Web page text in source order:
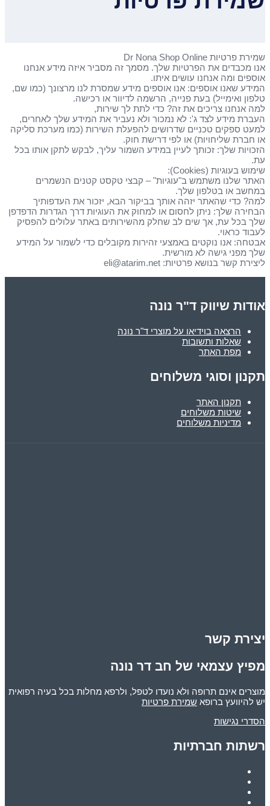
שמירת פרטיות Dr Nona Shop Online
אנו מכבדים את הפרטיות שלך. מסמך זה מסביר איזה מידע אנחנו
אוספים ומה אנחנו עושים איתו.
המידע שאנו אוספים: אנו אוספים מידע שמסרת לנו מרצונך (כמו שם,
טלפון ואימייל) בעת פנייה, הרשמה לדיוור או רכישה.
למה אנחנו צריכים את זה? כדי לתת לך שירות,
העברת מידע לצד ג': לא נמכור ולא נעביר את המידע שלך לאחרים,
למעט ספקים טכניים שדרושים להפעלת השירות (כמו מערכת סליקה
או חברת שליחויות) או לפי דרישת חוק.
הזכויות שלך: זכותך לעיין במידע השמור עליך, לבקש לתקן אותו בכל
עת.
שימוש בעוגיות (Cookies):
האתר שלנו משתמש ב"עוגיות" – קבצי טקסט קטנים הנשמרים
במחשב או בטלפון שלך.
למה? כדי שהאתר יזהה אותך בביקור הבא, יזכור את העדפותיך
הבחירה שלך: ניתן לחסום או למחוק את העוגיות דרך הגדרות הדפדפן
שלך בכל עת, אך שים לב שחלק מהשירותים באתר עלולים להפסיק
לעבוד כראוי.
אבטחה: אנו נוקטים באמצעי זהירות מקובלים כדי לשמור על המידע
שלך מפני גישה לא מורשית.
ליצירת קשר בנושא פרטיות: eli@atarim.net
אודות שיווק ד"ר נונה
הרצאה בוידיאו על מוצרי ד"ר נונה
שאלות ותשובות
מפת האתר
תקנון וסוגי משלוחים
תקנון האתר
שיטות משלוחים
מדיניות משלוחים
יצירת קשר
מפיץ עצמאי של חב דר נונה
מוצרים אינם תרופה ולא נועדו לטפל, ולרפא מחלות בכל בעיה רפואית
יש להיוועץ ברופא שמירת פרטיות
הסדרי נגישות
רשתות חברתיות